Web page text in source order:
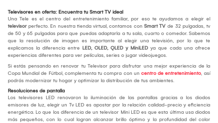
Televisores en oferta: Encuentra tu Smart TV ideal
Una Tele es el centro del entretenimiento familiar, por eso te ayudamos a elegir el
televisor perfecto. En nuestra tienda virtual, contamos con Smart TV de 32 pulgadas, tv
de 50 y 65 pulgadas para que puedas adaptarla a tu sala, cuarto o comedor. Sabemos
que la resolución de imagen es importante al elegir una televisión, por lo que te
explicamos la diferencia entre LED, OLED, QLED y MiniLED ya que cada una ofrece
experiencias diferentes para ver películas, series o jugar videojuegos.
Si estás pensando en renovar tu Televisor para disfrutar una mejor experiencia de la
Copa Mundial de Fútbol, complementa tu compra con un centro de entretenimiento, así
podrás modernizar tu hogar y optimizar la distribución de tus ambientes.
Resoluciones de pantalla
Los televisores LED renovaron la iluminación de las pantallas gracias a los diodos
emisores de luz, elegir un Tv LED es apostar por la relación calidad-precio y eficiencia
energética. Lo que los diferencia de un televisor Mini LED es que esta última usa diodos
más pequeños, con lo cual logran alcanzar brillo óptimo y la profundidad del color